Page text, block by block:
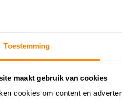
Toestemming
maakt gebruik van cookies
cookies om content en